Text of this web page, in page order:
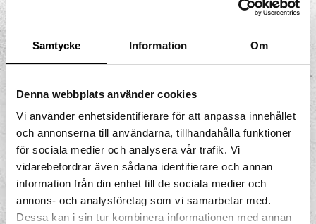
Samtycke Information Om
Denna webbplats använder cookies
Vi använder enhetsidentifierare för att anpassa innehållet
och annonserna till användarna, tillhandahålla funktioner
för sociala medier och analysera vår trafik. Vi
vidarebefordrar även sådana identifierare och annan
information från din enhet till de sociala medier och
annons- och analysföretag som vi samarbetar med.
Dessa kan i sin tur kombinera informationen med annan
Experiments styrelse är huvudman.
Klagomålshantering
synpunkter och eventuella klagomål på
verksamheten tas upp med den det berör.
Enklare synpunkter hanteras med fördel
direkt. Om du efter kontakt med
personalen fortfarande inte är nöjd, ta då
kontakt med tillförordnad rektor Åsa
Dahlin. Detta kan du givetvis också göra
direkt.